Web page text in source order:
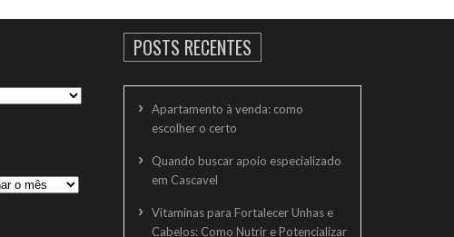
POSTS RECENTES
Apartamento à venda: como
escolher o certo
Quando buscar apoio especializado
em Cascavel
Vitaminas para Fortalecer Unhas e
Cabelos: Como Nutrir e Potencializar